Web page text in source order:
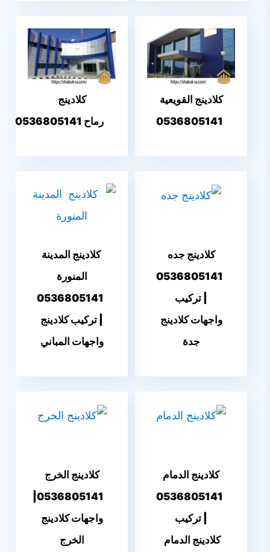
كلادينج القويعية
0536805141
كلادينج
رماح 0536805141
كلادينج جده
0536805141
| تركيب
واجهات كلادينج
جدة
كلادينج المدينة
المنورة
0536805141
| تركيب كلادينج
واجهات المباني
كلادينج الدمام
0536805141
| تركيب
كلادينج الدمام
كلادينج الخرج
0536805141|
واجهات كلادينج
الخرج